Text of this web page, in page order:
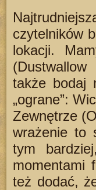
czytelników
lokacji.
także bodaj
„ograne”:
Zewnętrze
wrażenie to
tym
momentami
też dodać,